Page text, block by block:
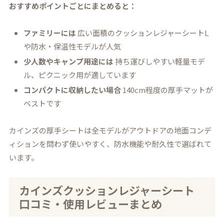
おすすめポイントごとにまとめると：
ファミリーには 広い面積のクッションレジャーシートL
や防水・保温性モデルが人気
少人数やキャンプ用途には 持ち運びしやすい軽量モデ
ル、ピクニック用が適しています
コンパクトに収納したい場合140cm程度の厚手マットが
ベストです
カインズの厚手シートは全モデルがアウトドアの地面コンデ
ィションを問わず使いやすく、防水機能や耐久性で選ばれて
います。
カインズクッションレジャーシート
口コミ・使用レビューまとめ